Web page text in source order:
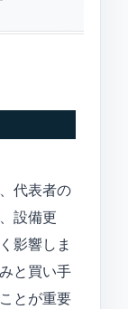
代表者の
設備更
影響しま
と買い手
とが重要